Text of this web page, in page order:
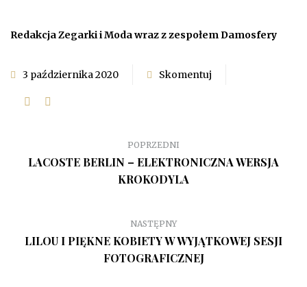
Redakcja Zegarki i Moda wraz z zespołem Damosfery
3 października 2020 Skomentuj
POPRZEDNI
LACOSTE BERLIN – ELEKTRONICZNA WERSJA
KROKODYLA
NASTĘPNY
LILOU I PIĘKNE KOBIETY W WYJĄTKOWEJ SESJI
FOTOGRAFICZNEJ